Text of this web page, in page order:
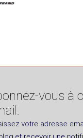
vous à
votre adresse